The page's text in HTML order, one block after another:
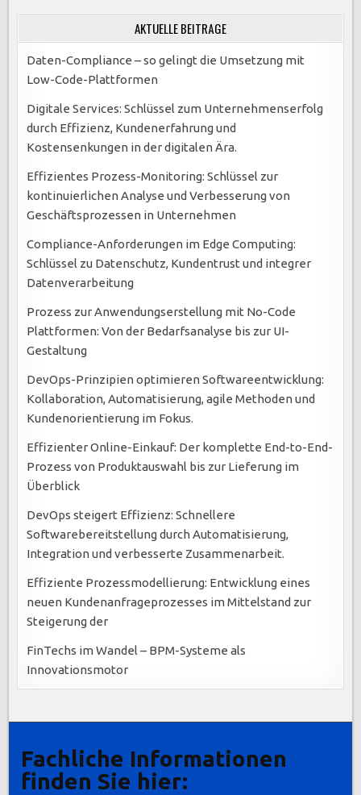
AKTUELLE BEITRÄGE
Daten-Compliance – so gelingt die Umsetzung mit
Low-Code-Plattformen
Digitale Services: Schlüssel zum Unternehmenserfolg
durch Effizienz, Kundenerfahrung und
Kostensenkungen in der digitalen Ära.
Effizientes Prozess-Monitoring: Schlüssel zur
kontinuierlichen Analyse und Verbesserung von
Geschäftsprozessen in Unternehmen
Compliance-Anforderungen im Edge Computing:
Schlüssel zu Datenschutz, Kundentrust und integrer
Datenverarbeitung
Prozess zur Anwendungserstellung mit No-Code
Plattformen: Von der Bedarfsanalyse bis zur UI-
Gestaltung
DevOps-Prinzipien optimieren Softwareentwicklung:
Kollaboration, Automatisierung, agile Methoden und
Kundenorientierung im Fokus.
Effizienter Online-Einkauf: Der komplette End-to-End-
Prozess von Produktauswahl bis zur Lieferung im
Überblick
DevOps steigert Effizienz: Schnellere
Softwarebereitstellung durch Automatisierung,
Integration und verbesserte Zusammenarbeit.
Effiziente Prozessmodellierung: Entwicklung eines
neuen Kundenanfrageprozesses im Mittelstand zur
Steigerung der
FinTechs im Wandel – BPM-Systeme als
Innovationsmotor
Fachliche Informationen
finden Sie hier: